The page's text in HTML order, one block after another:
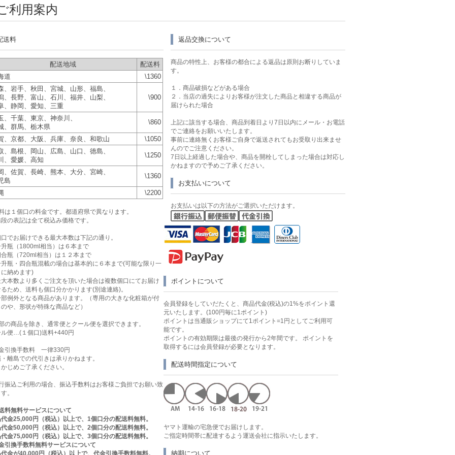
利用案内
送料
配送地域
配送料
道
\1360
、岩手、秋田、宮城、山形、福島、
、長野、富山、石川、福井、山梨、
、静岡、愛知、三重
\900
、千葉、東京、神奈川、
、群馬、栃木県
\860
、京都、大阪、兵庫、奈良、和歌山
\1050
、島根、岡山、広島、山口、徳島、
、愛媛、高知
\1250
、佐賀、長崎、熊本、大分、宮崎、
島
\1360
\2200
は１個口の料金です。都道府県で異なります。
の表記は全て税込み価格です。
でお届けできる最大本数は下記の通り。
瓶（1800ml相当）は６本まで
瓶（720ml相当）は１２本まで
瓶・四合瓶混載の場合は基本的に６本まで(可能な限り一
納めます)
本数より多くご注文を頂いた場合は複数個口にてお届け
ため、送料も個口分かかります(別途連絡)。
例外となる商品があります。（専用の大きな化粧箱が付
や、形状が特殊な商品など）
の商品を除き、通常便とクール便を選択できます。
ル便…(１個口)送料+440円
引換手数料 一律330円
離島での代引きは承りかねます。
じめご了承ください。
振込ご利用の場合、振込手数料はお客様ご負担でお願い致
。
料無料サービスについて
金25,000円（税込）以上で、1個口分の配送料無料。
金50,000円（税込）以上で、2個口分の配送料無料。
金75,000円（税込）以上で、3個口分の配送料無料。
引換手数料無料サービスについて
金が40,000円（税込）以上で、代金引換手数料無料。
返品交換について
商品の特性上、お客様の都合による返品は原則お断りしていま
す。
１．商品破損などがある場合
２．当店の過失によりお客様が注文した商品と相違する商品が
届けられた場合
上記に該当する場合、商品到着日より7日以内にメール・お電話
でご連絡をお願いいたします。
事前に連絡無くお客様ご自身で返送されてもお受取り出来ませ
んのでご注意ください。
7日以上経過した場合や、商品を開栓してしまった場合は対応し
かねますので予めご了承ください。
お支払いについて
お支払いは以下の方法がご選択いただけます。
ポイントについて
会員登録をしていだたくと、商品代金(税込)の1%をポイント還
元いたします。(100円毎に1ポイント)
ポイントは当通販ショップにて1ポイント=1円としてご利用可
能です。
ポイントの有効期限は最後の発行から2年間です。 ポイントを
取得するには会員登録が必要となります。
配送時間指定について
ヤマト運輸の宅急便でお届けします。
ご指定時間帯に配達するよう運送会社に指示いたします。
納期について